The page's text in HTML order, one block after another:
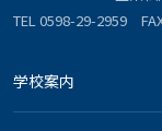
TEL 0598-29-2959
学校案内